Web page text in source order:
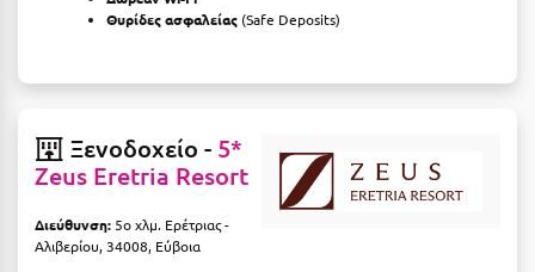
Θυρίδες ασφαλείας (Safe Deposits)
Ξενοδοχείο - 5*
Zeus Eretria Resort
Διεύθυνση: 5o χλμ. Ερέτριας -
Αλιβερίου, 34008, Εύβοια